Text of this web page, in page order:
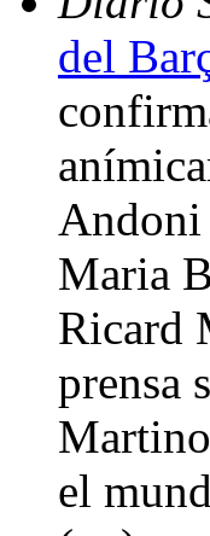
del
Andoni
Maria
Ricard
prensa
el